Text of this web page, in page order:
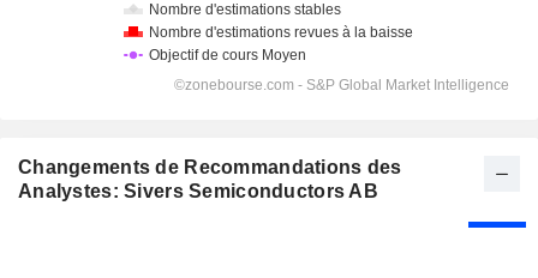
Changements de Recommandations des
Analystes: Sivers Semiconductors AB